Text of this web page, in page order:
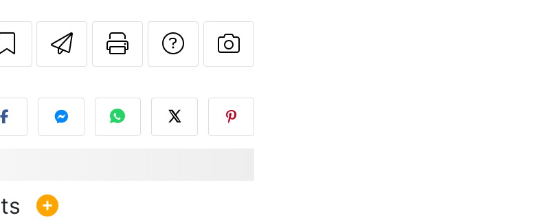
Envoyer cette recette à un ami
Imprimer cette page
Poser une question à l'auteur
Publier votre photo de cette